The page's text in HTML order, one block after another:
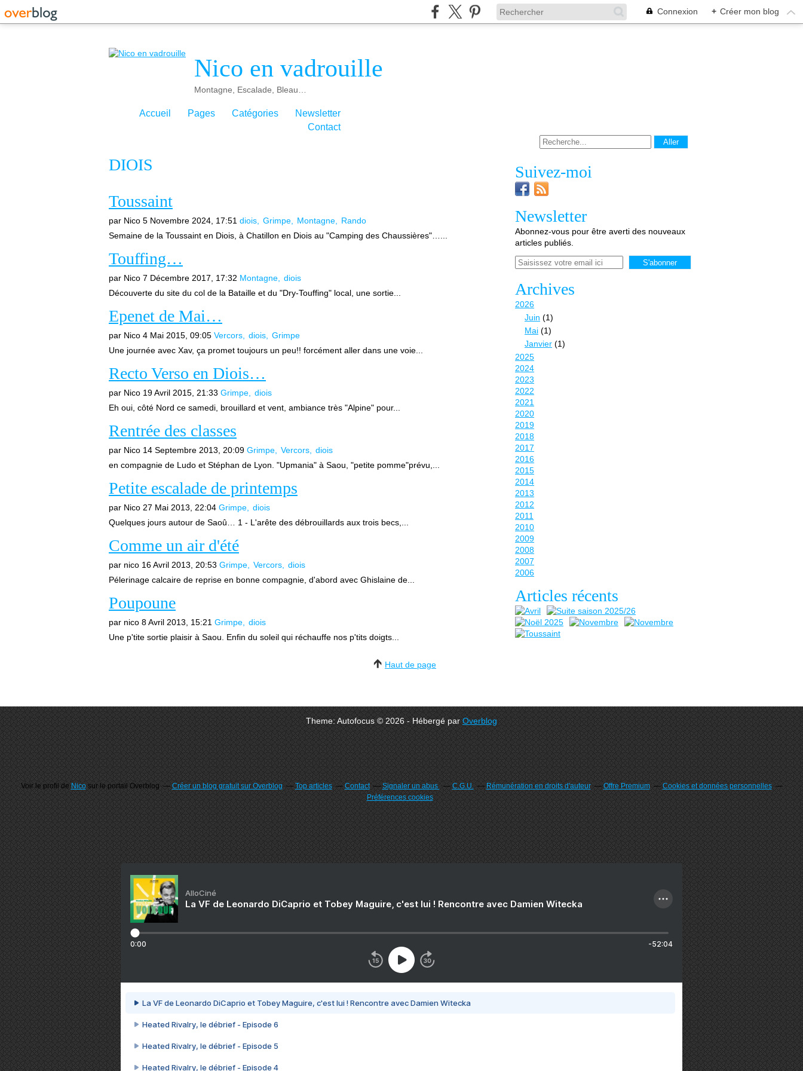
Connexion + Créer mon blog
Nico en vadrouille
Montagne, Escalade, Bleau…
Accueil Pages Catégories
Newsletter
Contact
DIOIS
Toussaint
par Nico 5 Novembre 2024, 17:51 diois Grimpe Montagne
Rando
Semaine de la Toussaint en Diois, à Chatillon en Diois au "Camping des Chaussières"…...
Touffing…
par Nico 7 Décembre 2017, 17:32 Montagne
diois
Découverte du site du col de la Bataille et du "Dry-Touffing" local, une sortie...
Epenet de Mai…
par Nico 4 Mai 2015, 09:05 Vercors diois
Grimpe
Une journée avec Xav, ça promet toujours un peu!! forcément aller dans une voie...
Recto Verso en Diois…
par Nico 19 Avril 2015, 21:33 Grimpe
diois
Eh oui, côté Nord ce samedi, brouillard et vent, ambiance très "Alpine" pour...
Rentrée des classes
par Nico 14 Septembre 2013, 20:09 Grimpe Vercors
diois
en compagnie de Ludo et Stéphan de Lyon. "Upmania" à Saou, "petite pomme"prévu,...
Petite escalade de printemps
par Nico 27 Mai 2013, 22:04 Grimpe
diois
Quelques jours autour de Saoû… 1 - L'arête des débrouillards aux trois becs,...
Comme un air d'été
par nico 16 Avril 2013, 20:53 Grimpe Vercors
diois
Pélerinage calcaire de reprise en bonne compagnie, d'abord avec Ghislaine de...
Poupoune
par nico 8 Avril 2013, 15:21 Grimpe
diois
Une p'tite sortie plaisir à Saou. Enfin du soleil qui réchauffe nos p'tits doigts...
Suivez-moi
Newsletter
Abonnez-vous pour être averti des nouveaux
articles publiés.
Email
Archives
2026
Juin (1)
Mai (1)
Janvier (1)
2025
2024
2023
2022
2021
2020
2019
2018
2017
2016
2015
2014
2013
2012
2011
2010
2009
2008
2007
2006
Articles récents
Haut de page
Theme: Autofocus © 2026 - Hébergé parOverblog
Voir le profil deNicosur le portail Overblog Créer un blog gratuit sur Overblog Top articles Contact Signaler un abus C.G.U. Rémunération en droits d'auteur Offre Premium
Cookies et données personnelles
Préférences cookies
AlloCiné
La VF de Leonardo DiCaprio et Tobey Maguire, c'est lui ! Rencontre avec Damien Witecka
0:00 -52:04
La VF de Leonardo DiCaprio et Tobey Maguire, c'est lui ! Rencontre avec Damien Witecka
Heated Rivalry, le débrief - Episode 6
Heated Rivalry, le débrief - Episode 5
Heated Rivalry, le débrief - Episode 4